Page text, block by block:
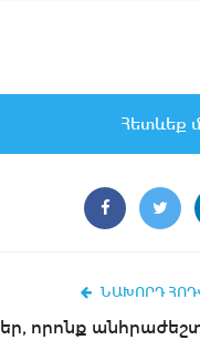
Հետևեք
ՆԱԽՈՐԴ
որոնք